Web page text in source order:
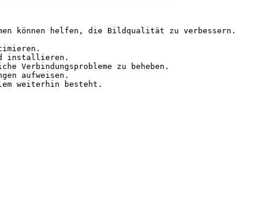
können helfen, die Bildqualität zu verbessern.
installieren.
Verbindungsprobleme zu beheben.
aufweisen.
weiterhin besteht.